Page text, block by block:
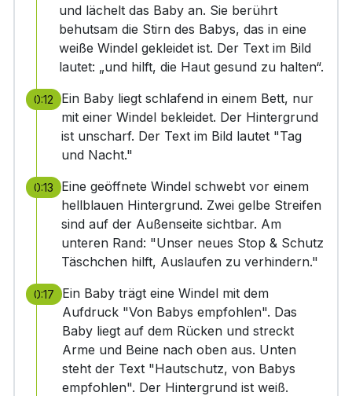
und lächelt das Baby an. Sie berührt
behutsam die Stirn des Babys, das in eine
weiße Windel gekleidet ist. Der Text im Bild
lautet: „und hilft, die Haut gesund zu halten“.
0:12
Ein Baby liegt schlafend in einem Bett, nur
mit einer Windel bekleidet. Der Hintergrund
ist unscharf. Der Text im Bild lautet "Tag
und Nacht."
0:13
Eine geöffnete Windel schwebt vor einem
hellblauen Hintergrund. Zwei gelbe Streifen
sind auf der Außenseite sichtbar. Am
unteren Rand: "Unser neues Stop & Schutz
Täschchen hilft, Auslaufen zu verhindern."
0:17
Ein Baby trägt eine Windel mit dem
Aufdruck "Von Babys empfohlen". Das
Baby liegt auf dem Rücken und streckt
Arme und Beine nach oben aus. Unten
steht der Text "Hautschutz, von Babys
empfohlen". Der Hintergrund ist weiß.